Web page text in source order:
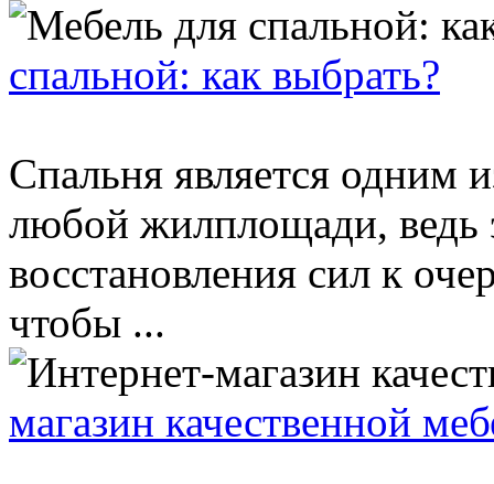
спальной: как выбрать?
Спальня является
любой жилплощади, ведь
восстановления сил к
чтобы ...
магазин качественной